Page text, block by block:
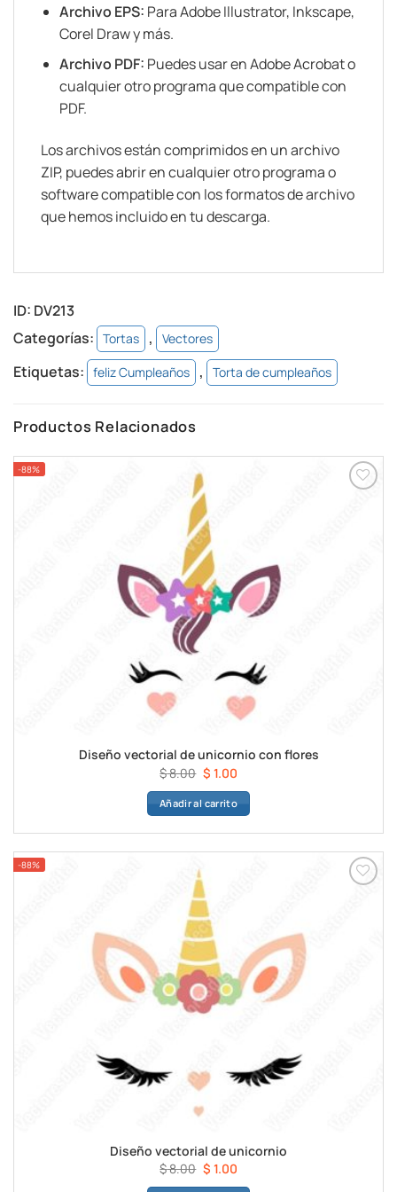
Archivo EPS: Para Adobe Illustrator, Inkscape,
Corel Draw y más.
Archivo PDF: Puedes usar en Adobe Acrobat o
cualquier otro programa que compatible con
PDF.
Los archivos están comprimidos en un archivo
ZIP, puedes abrir en cualquier otro programa o
software compatible con los formatos de archivo
que hemos incluido en tu descarga.
ID: DV213
Categorías: Tortas , Vectores
Etiquetas: feliz Cumpleaños , Torta de cumpleaños
Productos Relacionados
-88%
Diseño vectorial de unicornio con flores
$8.00 El
precio
original
$ 8.00.
$ 1.00El
precio
actual
$ 1.00.
Añadir al carrito
-88%
Diseño vectorial de unicornio
$8.00 El
precio
$ 1.00El
precio